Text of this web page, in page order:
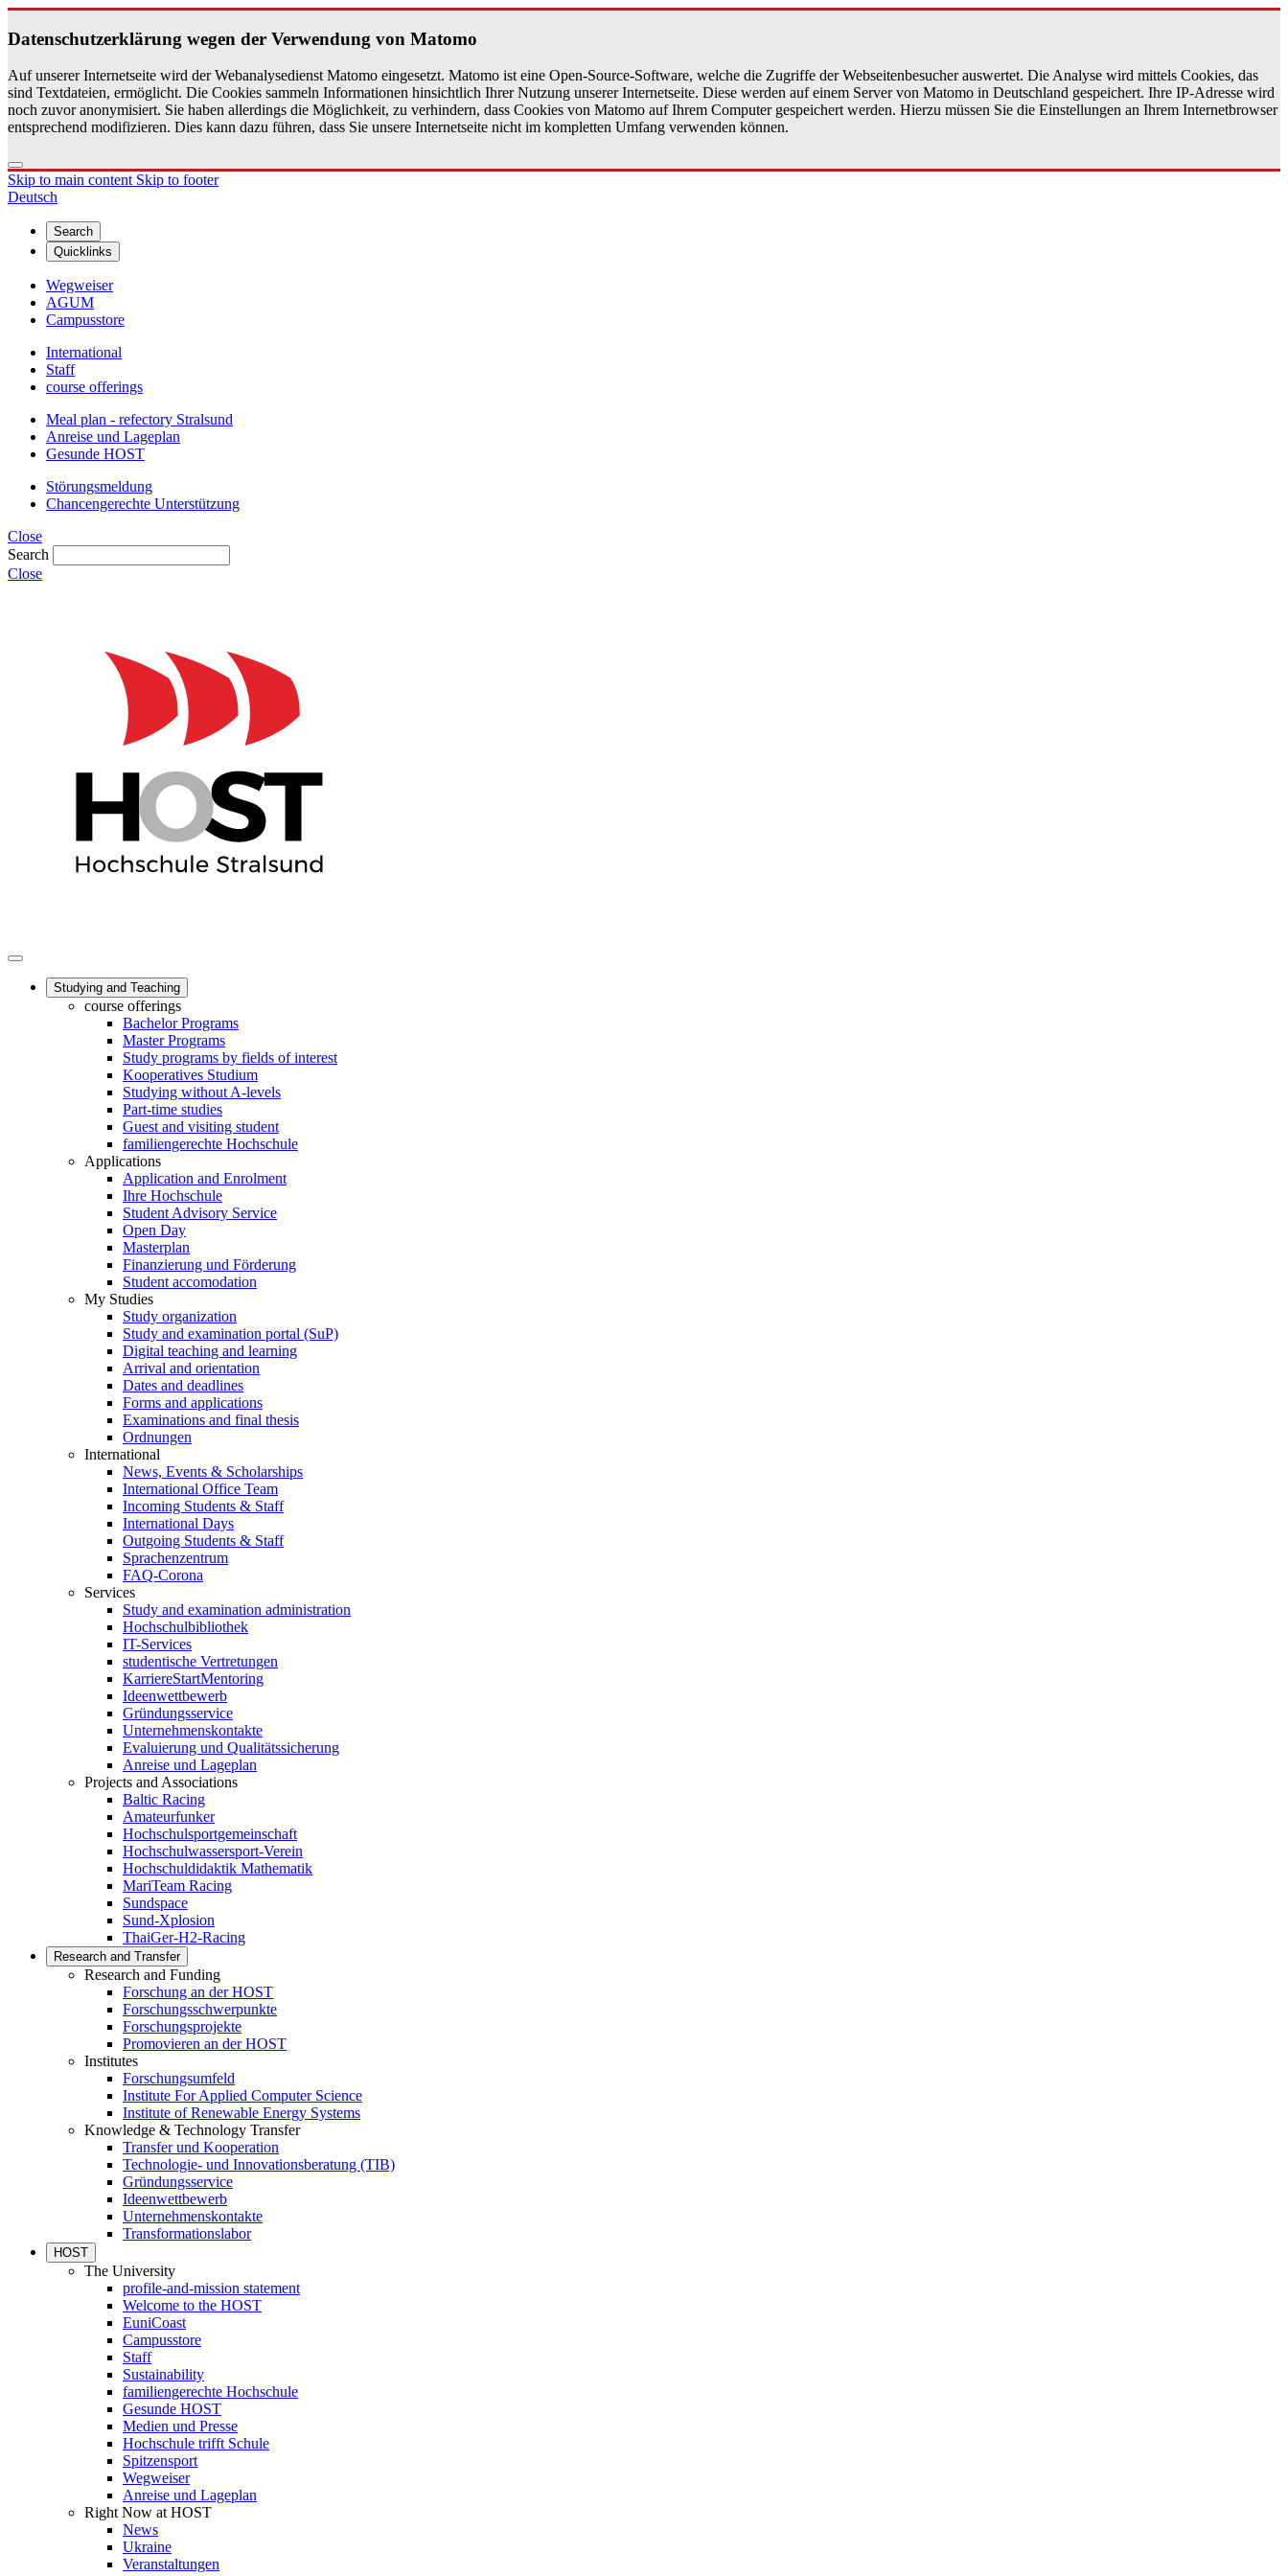
Daten­schutzerklärung wegen der Ver­wen­dung von Matomo
Auf unserer Internetseite wird der Webanalysedienst Matomo eingesetzt. Matomo ist eine Open-Source-Software, welche die Zugriffe der Webseitenbesucher auswertet. Die Analyse wird mittels Cookies, das
sind Textdateien, ermöglicht. Die Cookies sammeln Informationen hinsichtlich Ihrer Nutzung unserer Internetseite. Diese werden auf einem Server von Matomo in Deutschland gespeichert. Ihre IP-Adresse wird
noch zuvor anonymisiert. Sie haben allerdings die Möglichkeit, zu verhindern, dass Cookies von Matomo auf Ihrem Computer gespeichert werden. Hierzu müssen Sie die Einstellungen an Ihrem Internetbrowser
entsprechend modifizieren. Dies kann dazu führen, dass Sie unsere Internetseite nicht im kompletten Umfang verwenden können.
Skip to main content Skip to footer
Deutsch
Search
Quicklinks
Wegweiser
AGUM
Campusstore
International
Staff
course offerings
Meal plan - refectory Stralsund
Anreise und Lageplan
Gesunde HOST
Störungsmeldung
Chancengerechte Unterstützung
Close
Search
Close
Studying and Teaching
course offerings
Bachelor Programs
Master Programs
Study programs by fields of interest
Kooperatives Studium
Studying without A-levels
Part-time studies
Guest and visiting student
familiengerechte Hochschule
Applications
Application and Enrolment
Ihre Hochschule
Student Advisory Service
Open Day
Masterplan
Finanzierung und Förderung
Student accomodation
My Studies
Study organization
Study and examination portal (SuP)
Digital teaching and learning
Arrival and orientation
Dates and deadlines
Forms and applications
Examinations and final thesis
Ordnungen
International
News, Events & Scholarships
International Office Team
Incoming Students & Staff
International Days
Outgoing Students & Staff
Sprachenzentrum
FAQ-Corona
Services
Study and examination administration
Hochschulbibliothek
IT-Services
studentische Vertretungen
KarriereStartMentoring
Ideenwettbewerb
Gründungsservice
Unternehmenskontakte
Evaluierung und Qualitätssicherung
Anreise und Lageplan
Projects and Associations
Baltic Racing
Amateurfunker
Hochschulsportgemeinschaft
Hochschulwassersport-Verein
Hochschuldidaktik Mathematik
MariTeam Racing
Sundspace
Sund-Xplosion
ThaiGer-H2-Racing
Research and Transfer
Research and Funding
Forschung an der HOST
Forschungsschwerpunkte
Forschungsprojekte
Promovieren an der HOST
Institutes
Forschungsumfeld
Institute For Applied Computer Science
Institute of Renewable Energy Systems
Knowledge & Technology Transfer
Transfer und Kooperation
Technologie- und Innovationsberatung (TIB)
Gründungsservice
Ideenwettbewerb
Unternehmenskontakte
Transformationslabor
HOST
The University
profile-and-mission statement
Welcome to the HOST
EuniCoast
Campusstore
Staff
Sustainability
familiengerechte Hochschule
Gesunde HOST
Medien und Presse
Hochschule trifft Schule
Spitzensport
Wegweiser
Anreise und Lageplan
Right Now at HOST
News
Ukraine
Veranstaltungen